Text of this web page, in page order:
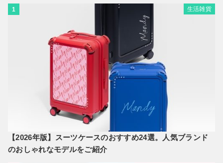
1 生活雑貨
【2026年版】スーツケースのおすすめ24選。人気ブランド
のおしゃれなモデルをご紹介